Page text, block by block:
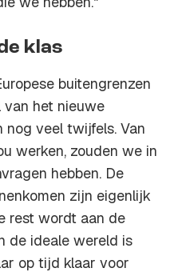
klas
buitengrenzen
van het nieuwe
nog veel twijfels. Van
werken, zouden we in
hebben. De
zijn eigenlijk
rest wordt aan de
de ideale wereld is
op tijd klaar voor